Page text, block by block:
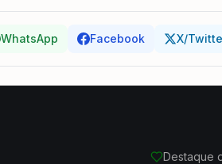
WhatsApp Facebook X/
Destaque